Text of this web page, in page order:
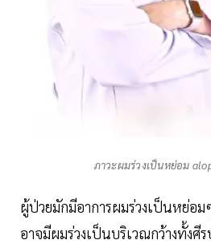
ภาวะผมร่วงเป็นหย่อม
ผู้ป่วยมักมีอาการผมร่วงเป็นหย่อ
อาจมีผมร่วงเป็นบริเวณกว้างทั้งศี